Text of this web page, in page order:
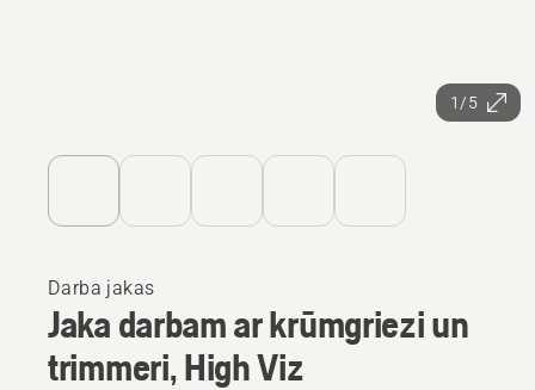
1/5
Darba jakas
Jaka darbam ar krūmgriezi un
trimmeri, High Viz